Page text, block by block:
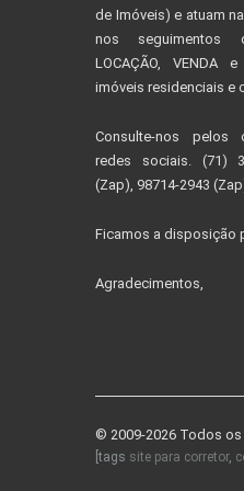
de Imóveis) e atuam
nos seguimentos
LOCAÇÃO, VENDA
imóveis residenciais e
Consulte-nos pelos
redes sociais. (71)
(Zap), 98714-2943
Ficamos a disposição
Agradecimentos,
© 2009-2026 Todos
[tags site para corretor,